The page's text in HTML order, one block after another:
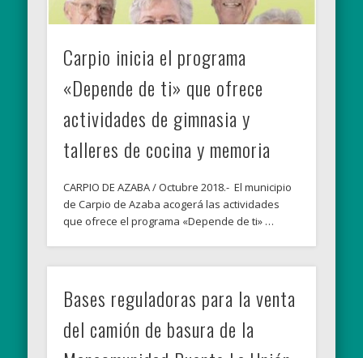
Carpio inicia el programa
«Depende de ti» que ofrece
actividades de gimnasia y
talleres de cocina y memoria
CARPIO DE AZABA / Octubre 2018.- El municipio
de Carpio de Azaba acogerá las actividades
que ofrece el programa «Depende de ti» …
Bases reguladoras para la venta
del camión de basura de la